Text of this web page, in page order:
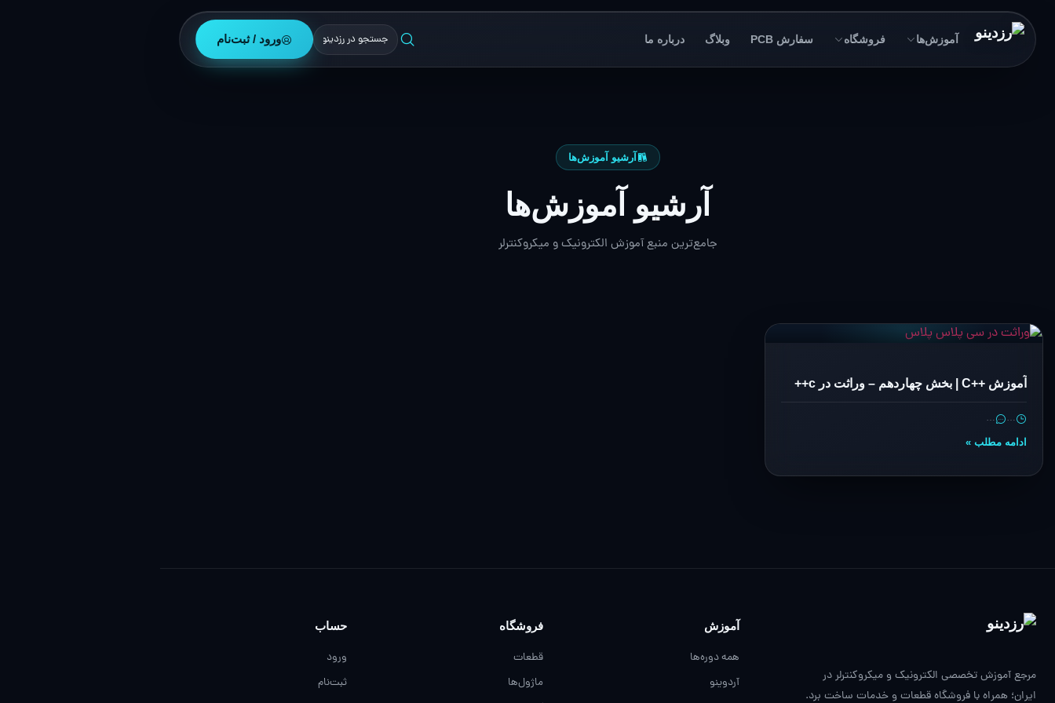
آموزش‌ها فروشگاه سفارش PCB وبلاگ درباره ما ورود / ثبت‌نام
آرشیو آموزش‌ها
آرشیو آموزش‌ها
جامع‌ترین منبع آموزش الکترونیک و میکروکنترلر
آموزش ++C | بخش چهاردهم – وراثت در c++
…
…
ادامه مطلب »
مرجع آموزش تخصصی الکترونیک و میکروکنترلر در
ایران؛ همراه با فروشگاه قطعات و خدمات ساخت برد.
آموزش
همه دوره‌ها
آردوینو
فروشگاه
قطعات
ماژول‌ها
حساب
ورود
ثبت‌نام